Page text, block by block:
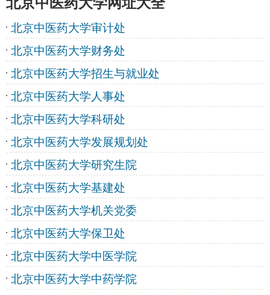
北京中医药大学审计处
北京中医药大学财务处
北京中医药大学招生与就业处
北京中医药大学人事处
北京中医药大学科研处
北京中医药大学发展规划处
北京中医药大学研究生院
北京中医药大学基建处
北京中医药大学机关党委
北京中医药大学保卫处
北京中医药大学中医学院
北京中医药大学中药学院